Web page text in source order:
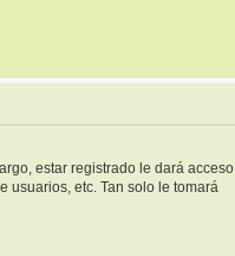
estar registrado le dará acceso
usuarios, etc. Tan solo le tomará